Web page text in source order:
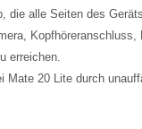
die alle Seiten des
erreichen.
Mate 20 Lite durch